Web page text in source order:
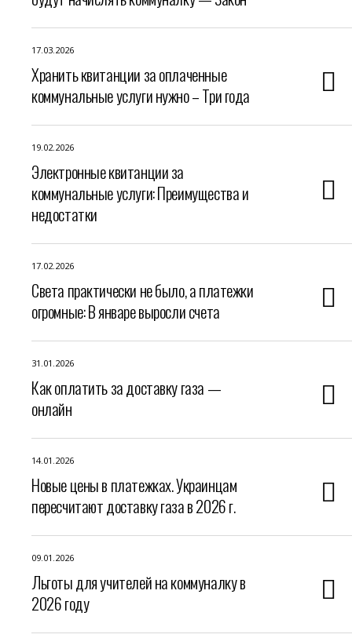
17.03.2026
Хранить квитанции за оплаченные
коммунальные услуги нужно – Три года
19.02.2026
Электронные квитанции за
коммунальные услуги: Преимущества и
недостатки
17.02.2026
Света практически не было, а платежки
огромные: В январе выросли счета
31.01.2026
Как оплатить за доставку газа —
онлайн
14.01.2026
Новые цены в платежках. Украинцам
пересчитают доставку газа в 2026 г.
09.01.2026
Льготы для учителей на коммуналку в
2026 году